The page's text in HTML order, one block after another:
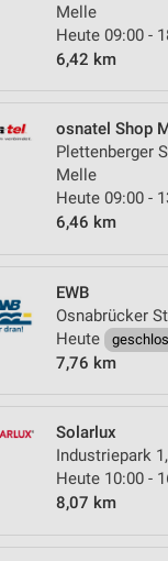
Melle
Heute 09:00 -
6,42 km
osnatel Shop
Plettenberger
Melle
Heute 09:00 -
6,46 km
EWB
Osnabrücker
Heute
7,76 km
Solarlux
Industriepark
Heute 10:00 -
8,07 km